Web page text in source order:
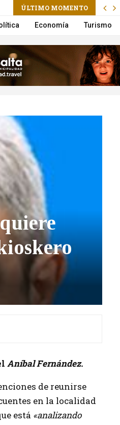
ÚLTIMO MOMENTO
Economía Turismo
Aníbal Fernández.
de reunirse
en la localidad
está «analizando